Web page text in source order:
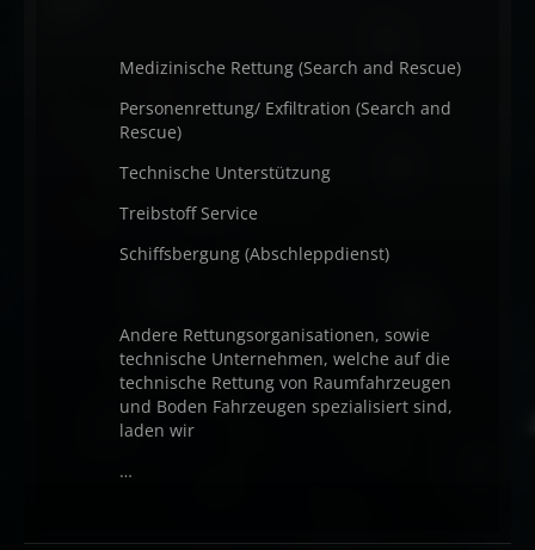
Medizinische Rettung (Search and Rescue)
Personenrettung/ Exfiltration (Search and
Rescue)
Technische Unterstützung
Treibstoff Service
Schiffsbergung (Abschleppdienst)
Andere Rettungsorganisationen, sowie
technische Unternehmen, welche auf die
technische Rettung von Raumfahrzeugen
und Boden Fahrzeugen spezialisiert sind,
laden wir
…